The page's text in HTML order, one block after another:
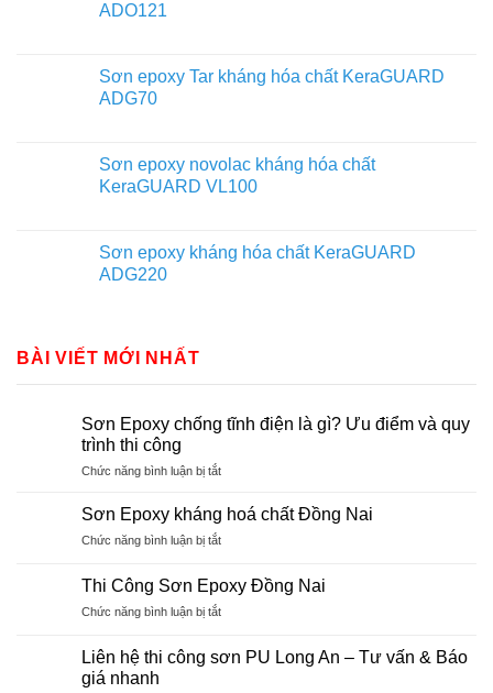
ADO121
Sơn epoxy Tar kháng hóa chất KeraGUARD
ADG70
Sơn epoxy novolac kháng hóa chất
KeraGUARD VL100
Sơn epoxy kháng hóa chất KeraGUARD
ADG220
BÀI VIẾT MỚI NHẤT
Sơn Epoxy chống tĩnh điện là gì? Ưu điểm và quy
trình thi công
Chức năng bình luận bị tắtở
Epoxy
chống
tĩnh
là
Ưu
và
Sơn Epoxy kháng hoá chất Đồng Nai
Chức năng bình luận bị tắtở
Epoxy
kháng
hoá
Đồng
Thi Công Sơn Epoxy Đồng Nai
Chức năng bình luận bị tắtở
Công
Sơn
Liên hệ thi công sơn PU Long An – Tư vấn & Báo
giá nhanh